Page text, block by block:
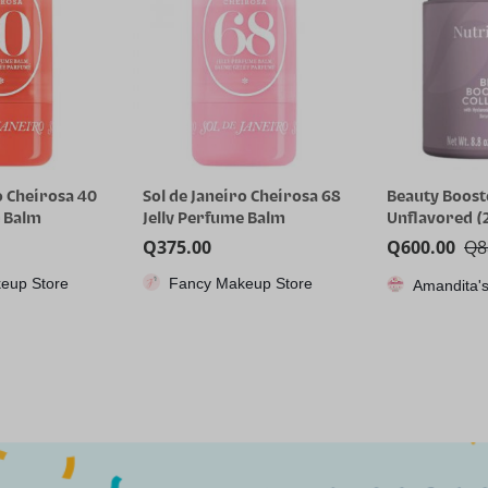
Cheirosa 68
Balm
Store
Beauty Booster Collagen –
Unflavored (250gr)
Q600.00
Amandita's Variedades
RG35XX H,
juegos
Anbernic
64GTF,
dual, pantalla
Q1,115.85
CPX